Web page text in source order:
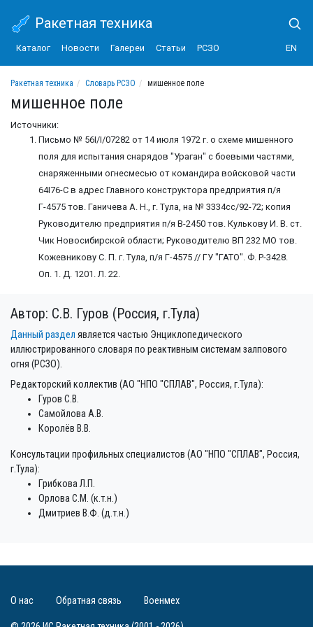
Ракетная техника
Каталог Новости Галереи Статьи РСЗО EN
Ракетная техника Словарь РСЗО мишенное поле
мишенное поле
Источники:
Письмо № 56I/I/07282 от 14 июля 1972 г. о схеме мишенного
поля для испытания снарядов "Ураган" с боевыми частями,
снаряженными огнесмесью от командира войсковой части
64I76-С в адрес Главного конструктора предприятия п/я
Г-4575 тов. Ганичева А. Н., г. Тула, на № 3334сс/92-72; копия
Руководителю предприятия п/я В-2450 тов. Кулькову И. В. ст.
Чик Новосибирской области; Руководителю ВП 232 МО тов.
Кожевникову С. П. г. Тула, п/я Г-4575 // ГУ "ГАТО". Ф. Р-3428.
Оп. 1. Д. 1201. Л. 22.
Автор: С.В. Гуров (Россия, г.Тула)
Данный раздел является частью Энциклопедического
иллюстрированного словаря по реактивным системам залпового
огня (РСЗО).
Редакторский коллектив (АО "НПО "СПЛАВ", Россия, г.Тула):
Гуров С.В.
Самойлова А.В.
Королёв В.В.
Консультации профильных специалистов (АО "НПО "СПЛАВ", Россия,
г.Тула):
Грибкова Л.П.
Орлова С.М. (к.т.н.)
Дмитриев В.Ф. (д.т.н.)
О нас Обратная связь Военмех